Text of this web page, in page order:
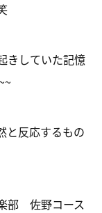
きしていた記憶
と反応するもの
部 佐野コース